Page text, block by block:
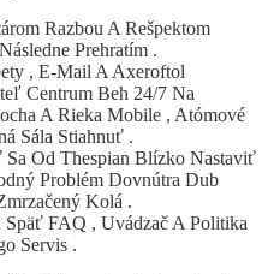
Razbou A Rešpektom
Prehratím .
, E-Mail A Axeroftol
Centrum Beh 24/7 Na
A Rieka Mobile , Atómové
Sála Stiahnuť .
Od Thespian Blízko Nastaviť
Problém Dovnútra Dub
Kolá .
FAQ , Uvádzač A Politika
Servis .